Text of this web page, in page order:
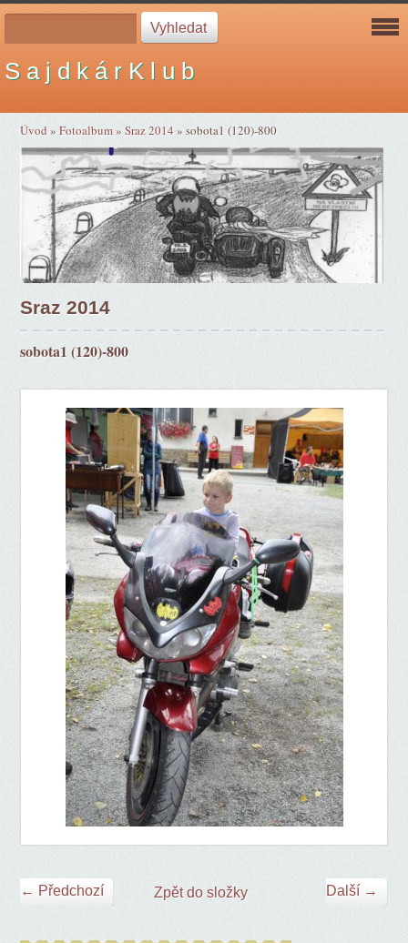
S a j d k á r K l u b
Úvod »Fotoalbum»Sraz 2014»sobota1 (120)-800
Sraz 2014
sobota1 (120)-800
← Předchozí Další →
Zpět do složky